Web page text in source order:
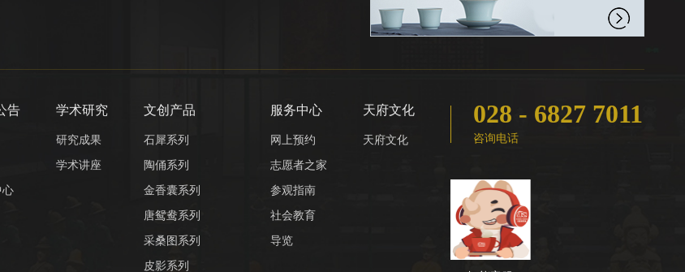
告
心
学术研究
研究成果
学术讲座
文创产品
石犀系列
陶俑系列
金香囊系列
唐鸳鸯系列
采桑图系列
皮影系列
服务中心
网上预约
志愿者之家
参观指南
社会教育
导览
天府文化
天府文化
028 - 6827 7011
咨询电话